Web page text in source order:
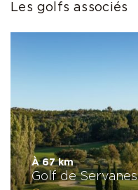
Les golfs associés
À 67 km
Golf de Servanes